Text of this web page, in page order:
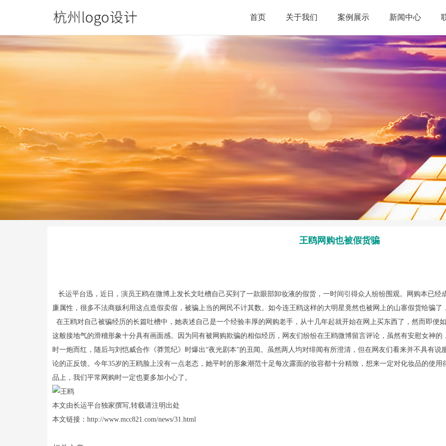
首页 关于我们 案例展示 新闻中心
王鸥网购也被假货骗
长运平台迅，近日，演员王鸥在微博上发长文吐槽自己买到了一款眼部卸妆液的假货，一时间引得众人纷纷围观。网购本已
廉属性，很多不法商贩利用这点造假卖假，被骗上当的网民不计其数。如今连王鸥这样的大明星竟然也被网上的山寨假货给骗了
在王鸥对自己被骗经历的长篇吐槽中，她表述自己是一个经验丰厚的网购老手，从十几年起就开始在网上买东西了，然而即便
这般接地气的滑稽形象十分具有画面感。因为同有被网购欺骗的相似经历，网友们纷纷在王鸥微博留言评论，虽然有安慰女神
时一炮而红，随后与刘恺威合作《莽荒纪》时爆出“夜光剧本”的丑闻。虽然两人均对绯闻有所澄清，但在网友们看来并不具有
论的正反馈。今年35岁的王鸥脸上没有一点老态，她平时的形象潮范十足每次露面的妆容都十分精致，想来一定对化妆品的使
品上，我们平常网购时一定也要多加小心了。
本文由长运平台独家撰写,转载请注明出处
本文链接：http://www.mcc821.com/news/31.html